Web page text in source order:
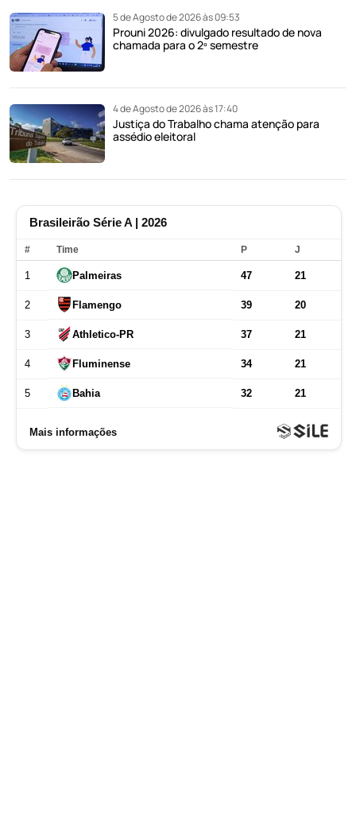
5 de Agosto de 2026 às 09:53
Prouni 2026: divulgado resultado de nova
chamada para o 2º semestre
4 de Agosto de 2026 às 17:40
Justiça do Trabalho chama atenção para
assédio eleitoral